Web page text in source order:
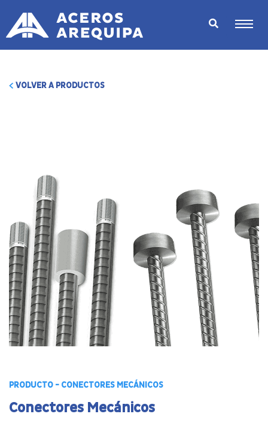
VOLVER A PRODUCTOS
PRODUCTO - CONECTORES MECÁNICOS
Conectores Mecánicos